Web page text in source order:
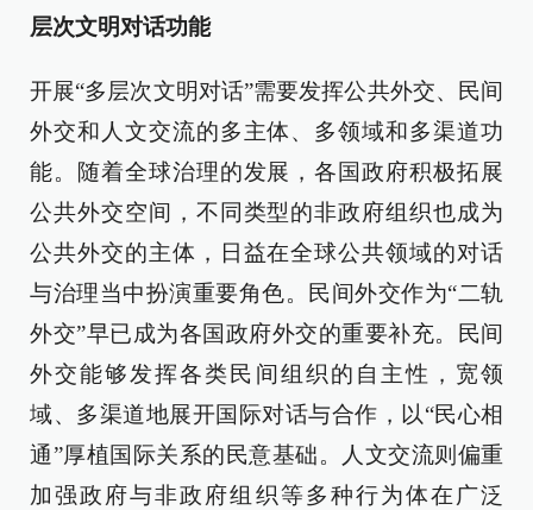
层次文明对话功能
开展“多层次文明对话”需要发挥公共外交、民间
外交和人文交流的多主体、多领域和多渠道功
能。随着全球治理的发展，各国政府积极拓展
公共外交空间，不同类型的非政府组织也成为
公共外交的主体，日益在全球公共领域的对话
与治理当中扮演重要角色。民间外交作为“二轨
外交”早已成为各国政府外交的重要补充。民间
外交能够发挥各类民间组织的自主性，宽领
域、多渠道地展开国际对话与合作，以“民心相
通”厚植国际关系的民意基础。人文交流则偏重
加强政府与非政府组织等多种行为体在广泛